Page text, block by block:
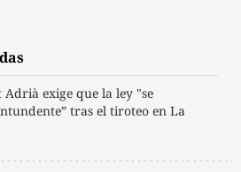
Adrià exige que la ley "se
tras el tiroteo en La